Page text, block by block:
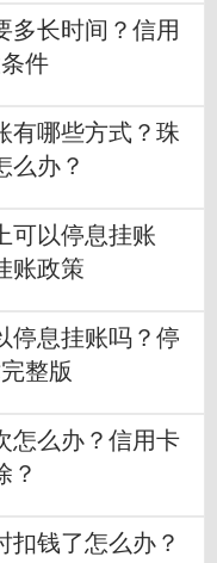
多长时间？信用
件
有哪些方式？珠
么办？
可以停息挂账
账政策
停息挂账吗？停
整版
怎么办？信用卡
？
扣钱了怎么办？